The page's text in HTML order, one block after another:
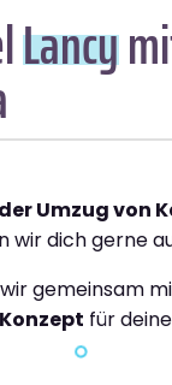
Lancy
Umzug von
wir dich gerne
gemeinsam
für